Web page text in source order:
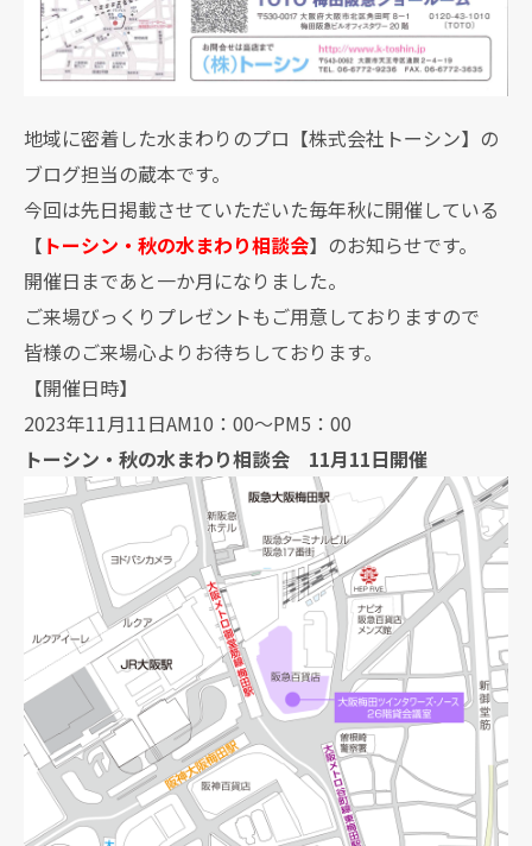
地域に密着した水まわりのプロ【株式会社トーシン】の
ブログ担当の蔵本です。
今回は先日掲載させていただいた毎年秋に開催している
【 トーシン・秋の水まわり相談会】のお知らせです。
開催日まであと一か月になりました。
ご来場びっくりプレゼントもご用意しておりますので
皆様のご来場心よりお待ちしております。
【開催日時】
2023年11月11日AM10：00～PM5：00
トーシン・秋の水まわり相談会 11月11日開催